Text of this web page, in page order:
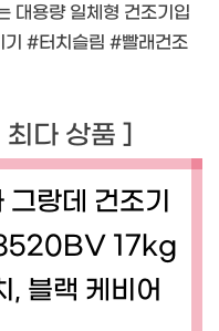
대용량 일체형 건조기입
#터치슬림 #빨래건조
다 상품 ]
그랑데 건조기
17kg
, 블랙 케비어